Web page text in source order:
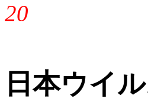
20
日本ウイ